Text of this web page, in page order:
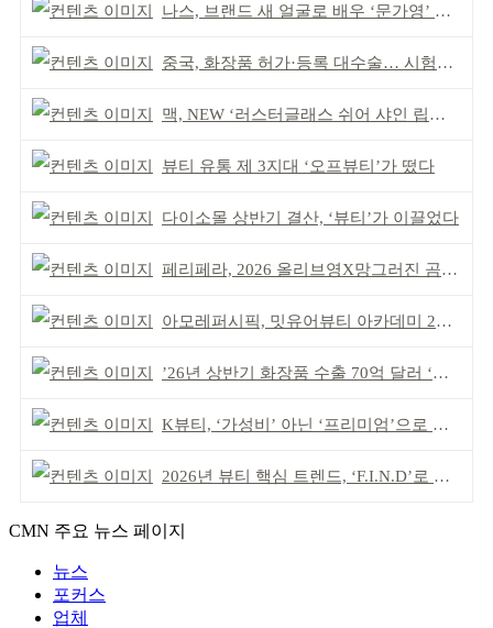
나스, 브랜드 새 얼굴로 배우 ‘문가영’ 발탁
중국, 화장품 허가·등록 대수술… 시험자료 공용 허용
맥, NEW ‘러스터글래스 쉬어 샤인 립스틱’ 출시
뷰티 유통 제 3지대 ‘오프뷰티’가 떴다
다이소몰 상반기 결산, ‘뷰티’가 이끌었다
페리페라, 2026 올리브영X망그러진 곰 콜라보
아모레퍼시픽, 밋유어뷰티 아카데미 2기 발대식
’26년 상반기 화장품 수출 70억 달러 ‘역대 최고’
K뷰티, ‘가성비’ 아닌 ‘프리미엄’으로 승부걸어야
2026년 뷰티 핵심 트렌드, ‘F.I.N.D’로 읽는다
CMN 주요 뉴스 페이지
뉴스
포커스
업체